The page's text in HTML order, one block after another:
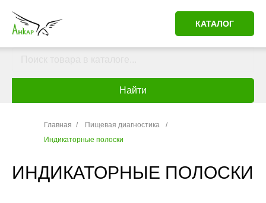
КАТАЛОГ
Найти
Главная /
Пищевая диагностика
Индикаторные полоски
/
ИНДИКАТОРНЫЕ ПОЛОСКИ